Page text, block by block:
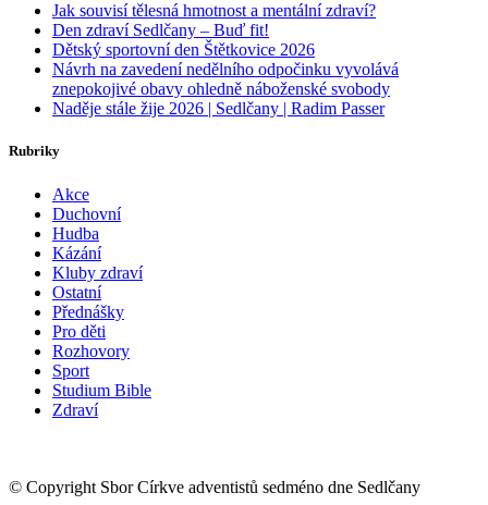
Jak souvisí tělesná hmotnost a mentální zdraví?
Den zdraví Sedlčany – Buď fit!
Dětský sportovní den Štětkovice 2026
Návrh na zavedení nedělního odpočinku vyvolává
znepokojivé obavy ohledně náboženské svobody
Naděje stále žije 2026 | Sedlčany | Radim Passer
Rubriky
Akce
Duchovní
Hudba
Kázání
Kluby zdraví
Ostatní
Přednášky
Pro děti
Rozhovory
Sport
Studium Bible
Zdraví
© Copyright Sbor Církve adventistů sedméno dne Sedlčany